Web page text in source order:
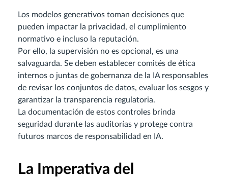
Los modelos generativos toman decisiones que
pueden impactar la privacidad, el cumplimiento
normativo e incluso la reputación.
Por ello, la supervisión no es opcional, es una
salvaguarda. Se deben establecer comités de ética
internos o juntas de gobernanza de la IA responsables
de revisar los conjuntos de datos, evaluar los sesgos y
garantizar la transparencia regulatoria.
La documentación de estos controles brinda
seguridad durante las auditorías y protege contra
futuros marcos de responsabilidad en IA.
La Imperativa del